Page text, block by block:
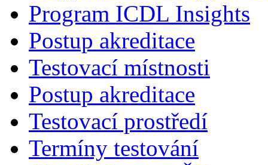
Program ICDL Insights
Postup akreditace
Testovací místnosti
Postup akreditace
Testovací prostředí
Termíny testování